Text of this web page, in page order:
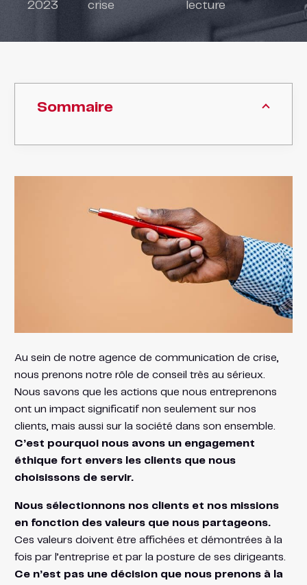
2023
crise
lecture
Sommaire
Au sein de notre agence de communication de crise,
nous prenons notre rôle de conseil très au sérieux.
Nous savons que les actions que nous entreprenons
ont un impact significatif non seulement sur nos
clients, mais aussi sur la société dans son ensemble.
C’est pourquoi nous avons un engagement
éthique fort envers les clients que nous
choisissons de servir.
Nous sélectionnons nos clients et nos missions
en fonction des valeurs que nous partageons.
Ces valeurs doivent être affichées et démontrées à la
fois par l’entreprise et par la posture de ses dirigeants.
Ce n’est pas une décision que nous prenons à la